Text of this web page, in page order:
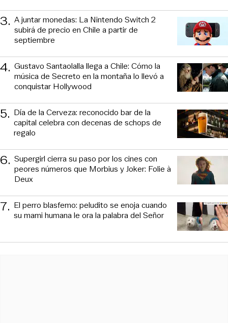
3. A juntar monedas: La Nintendo Switch 2
subirá de precio en Chile a partir de
septiembre
4. Gustavo Santaolalla llega a Chile: Cómo la
música de Secreto en la montaña lo llevó a
conquistar Hollywood
5. Día de la Cerveza: reconocido bar de la
capital celebra con decenas de schops de
regalo
6. Supergirl cierra su paso por los cines con
peores números que Morbius y Joker: Folie à
Deux
7. El perro blasfemo: peludito se enoja cuando
su mami humana le ora la palabra del Señor